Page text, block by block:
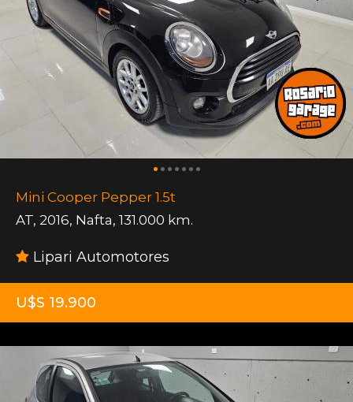
Mini Cooper Pepper 1.5t
AT, 2016, Nafta, 131.000 km.
Lipari Automotores
U$S 19.900